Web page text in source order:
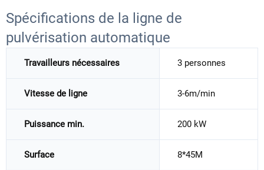
Spécifications de la ligne de
pulvérisation automatique
Travailleurs nécessaires 3 personnes
Vitesse de ligne 3-6m/min
Puissance min. 200 kW
Surface 8*45M